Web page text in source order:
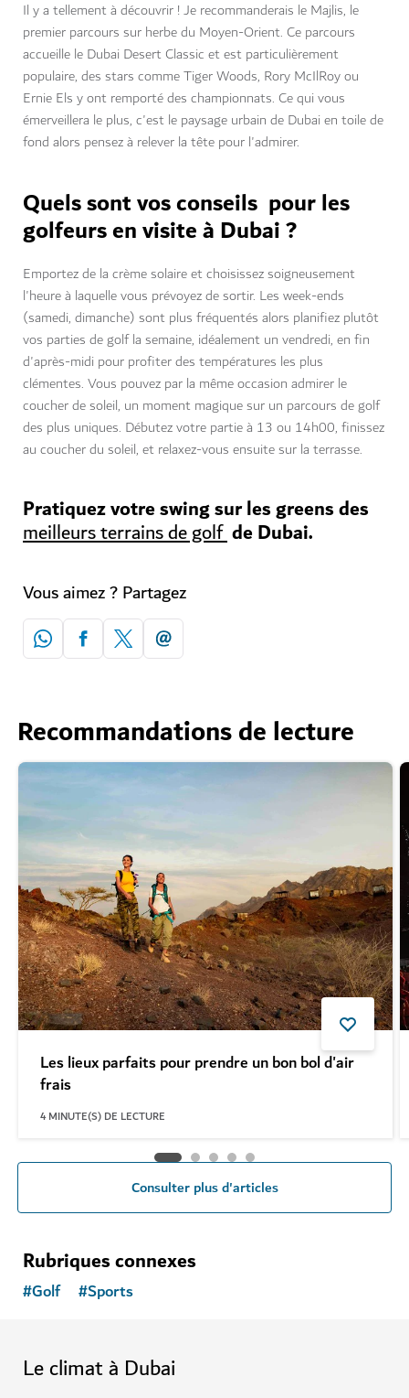
Il y a tellement à découvrir ! Je recommanderais le Majlis, le
premier parcours sur herbe du Moyen-Orient. Ce parcours
accueille le Dubai Desert Classic et est particulièrement
populaire, des stars comme Tiger Woods, Rory McIlRoy ou
Ernie Els y ont remporté des championnats. Ce qui vous
émerveillera le plus, c'est le paysage urbain de Dubai en toile de
fond alors pensez à relever la tête pour l'admirer.
Quels sont vos conseils pour les
golfeurs en visite à Dubai ?
Emportez de la crème solaire et choisissez soigneusement
l'heure à laquelle vous prévoyez de sortir. Les week-ends
(samedi, dimanche) sont plus fréquentés alors planifiez plutôt
vos parties de golf la semaine, idéalement un vendredi, en fin
d'après-midi pour profiter des températures les plus
clémentes. Vous pouvez par la même occasion admirer le
coucher de soleil, un moment magique sur un parcours de golf
des plus uniques. Débutez votre partie à 13 ou 14h00, finissez
au coucher du soleil, et relaxez-vous ensuite sur la terrasse.
Pratiquez votre swing sur les greens des
meilleurs terrains de golfde Dubai.
Vous aimez ? Partagez
Recommandations de lecture
Les lieux parfaits pour prendre un bon bol d'air
frais
4 MINUTE(S) DE LECTURE
Consulter plus d'articles
Rubriques connexes
#Golf #Sports
Le climat à Dubai